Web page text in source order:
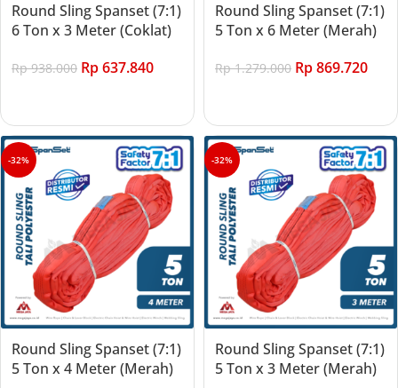
Round Sling Spanset (7:1)
6 Ton x 3 Meter (Coklat)
Rp938.000 Rp637.840
Round Sling Spanset (7:1)
5 Ton x 6 Meter (Merah)
Rp1.279.000 Rp869.720
-32%
Round Sling Spanset (7:1)
5 Ton x 4 Meter (Merah)
-32%
Round Sling Spanset (7:1)
5 Ton x 3 Meter (Merah)